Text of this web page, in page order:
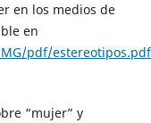
en los medios de
en
pdf/estereotipos.pdf
“mujer” y